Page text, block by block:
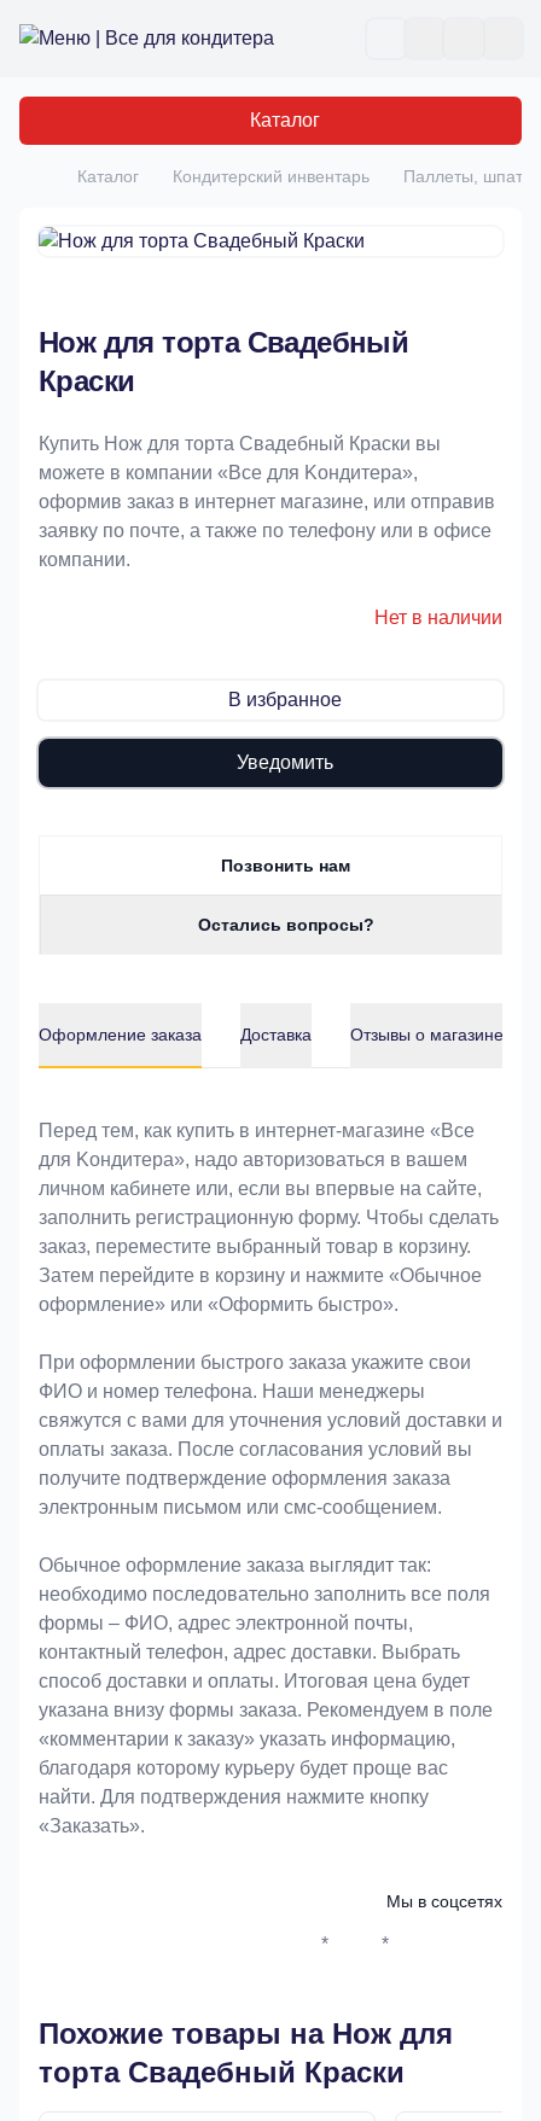
Все для кондитера
Каталог
Главная
Каталог Кондитерский инвентарь Паллеты,
Нож для торта Свадебный
Краски
Купить Нож для торта Свадебный Краски вы
можете в компании «Bce для Koндитeрa»,
оформив заказ в интернет магазине, или отправив
заявку по почте, а также по телефону или в офисе
компании.
Нет в наличии
В избранное
Уведомить
Позвонить нам
Остались вопросы?
Оформление заказа Доставка Отзывы о магазине
Оформление заказа
Перед тем, как купить в интернет-магазине «Bce
для Koндитeрa», надо авторизоваться в вашем
личном кабинете или, если вы впервые на сайте,
заполнить регистрационную форму. Чтобы сделать
заказ, переместите выбранный товар в корзину.
Затем перейдите в корзину и нажмите «Обычное
оформление» или «Оформить быстро».
При оформлении быстрого заказа укажите свои
ФИО и номер телефона. Наши менеджеры
свяжутся с вами для уточнения условий доставки и
оплаты заказа. После согласования условий вы
получите подтверждение оформления заказа
электронным письмом или смс-сообщением.
Обычное оформление заказа выглядит так:
необходимо последовательно заполнить все поля
формы – ФИО, адрес электронной почты,
контактный телефон, адрес доставки. Выбрать
способ доставки и оплаты. Итоговая цена будет
указана внизу формы заказа. Рекомендуем в поле
«комментарии к заказу» указать информацию,
благодаря которому курьеру будет проще вас
найти. Для подтверждения нажмите кнопку
«Заказать».
Мы в соцсетях
* *
Похожие товары на Нож для
торта Свадебный Краски